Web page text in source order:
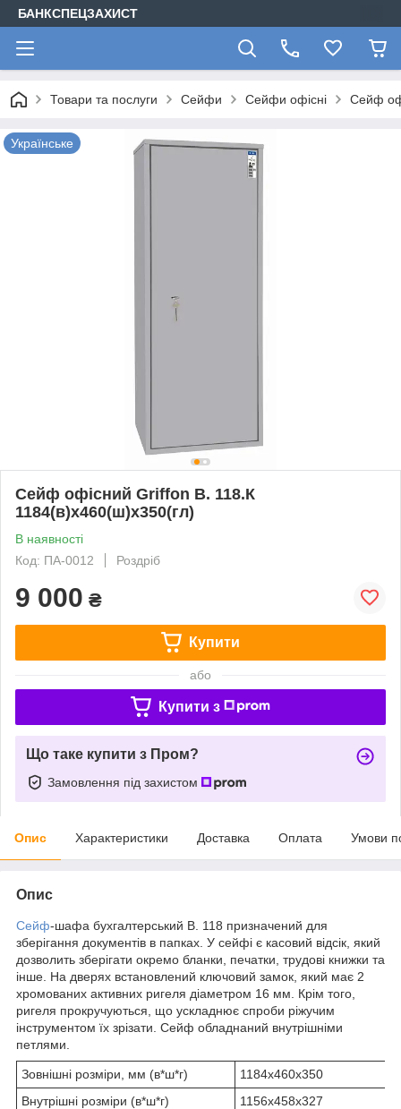
БАНКСПЕЦЗАХИСТ
Товари та послуги Сейфи Сейфи офісні Сейф
Українське
Сейф офісний Griffon B. 118.К
1184(в)х460(ш)х350(гл)
В наявності
Код: ПА-0012
Роздріб
9 000 ₴
Купити
або
Купити з
Що таке купити з Пром?
Замовлення під захистом
Опис Характеристики Доставка Оплата Умови
Опис
Сейф-шафа бухгалтерський B. 118 призначений для
зберігання документів в папках. У сейфі є касовий відсік, який
дозволить зберігати окремо бланки, печатки, трудові книжки та
інше. На дверях встановлений ключовий замок, який має 2
хромованих активних ригеля діаметром 16 мм. Крім того,
ригеля прокручуються, що ускладнює спроби ріжучим
інструментом їх зрізати. Сейф обладнаний внутрішніми
петлями.
Зовнішні розміри, мм (в*ш*г)
1184х460х350
Внутрішні розміри (в*ш*г)
1156х458х327